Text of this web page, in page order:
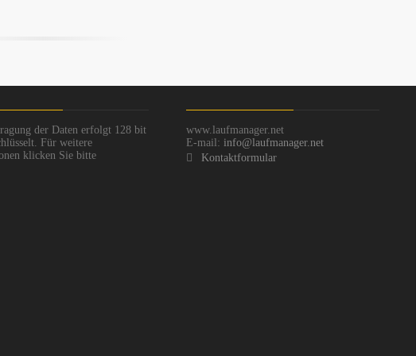
der Daten erfolgt 128 bit
Für weitere
klicken Sie bitte
www.laufmanager.net
E-mail: info@laufmanager.net
Kontaktformular